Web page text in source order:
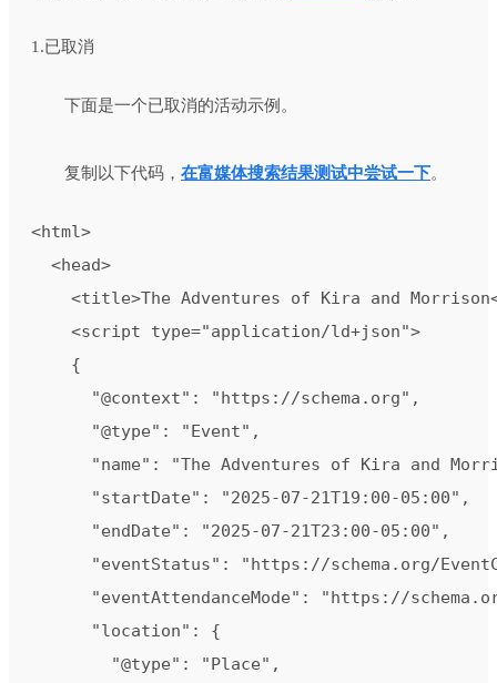
1.已取消
下面是一个已取消的活动示例。
复制以下代码， 在富媒体搜索结果测试中尝试一下。
<html>
<head>
<title>The Adventures of Kira and
<script type="application/ld+json">
{
"@context": "https://schema.org",
"@type": "Event",
"name": "The Adventures of Kira and
"startDate": "2025-07-21T19:00-05:00",
"endDate": "2025-07-21T23:00-05:00",
"eventStatus": "https://schema.org/
"eventAttendanceMode": "https://
"location": {
"@type": "Place",